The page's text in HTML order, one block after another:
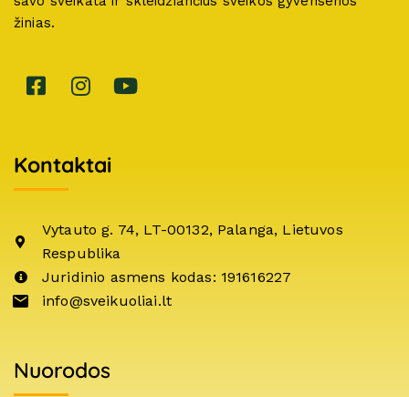
žinias.
Kontaktai
Vytauto g. 74, LT-00132, Palanga, Lietuvos
Respublika
Juridinio asmens kodas: 191616227
info@sveikuoliai.lt
Nuorodos